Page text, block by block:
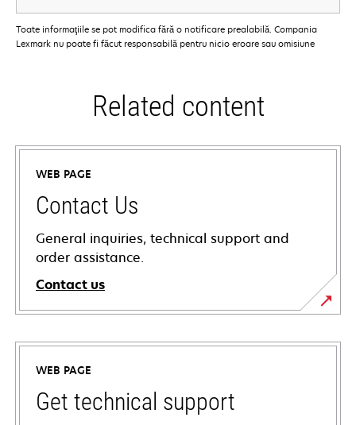
Toate informaţiile se pot modifica fără o notificare prealabilă. Compania
Lexmark nu poate fi făcut responsabilă pentru nicio eroare sau omisiune
Related content
WEB PAGE
Contact Us
General inquiries, technical support and
order assistance.
Contact us
WEB PAGE
Get technical support